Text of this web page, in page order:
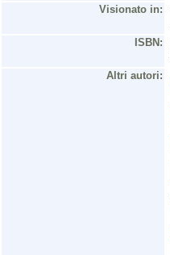
Visionato in:
ISBN:
Altri autori: